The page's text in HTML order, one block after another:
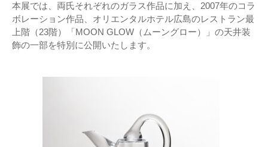
本展では、両氏それぞれのガラス作品に加え、2007年のコラ
ボレーション作品、オリエンタルホテル広島のレストラン最
上階（23階）「MOON GLOW（ムーングロー）」の天井装
飾の一部を特別に公開いたします。